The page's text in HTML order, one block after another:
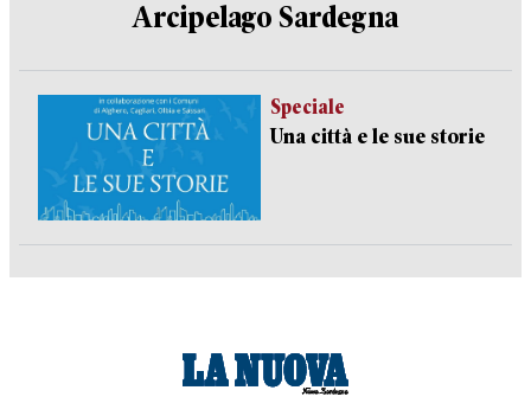
Arcipelago Sardegna
Speciale
Una città e le sue storie